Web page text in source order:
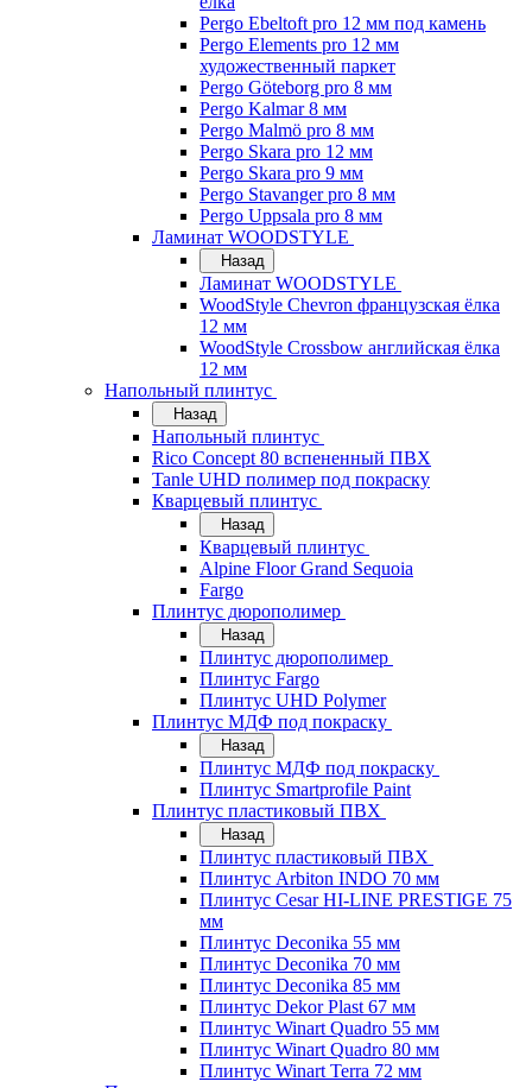
Pergo Ebeltoft pro 12 мм под камень
Pergo Elements pro 12 мм
художественный паркет
Pergo Göteborg pro 8 мм
Pergo Kalmar 8 мм
Pergo Malmö pro 8 мм
Pergo Skara pro 12 мм
Pergo Skara pro 9 мм
Pergo Stavanger pro 8 мм
Pergo Uppsala pro 8 мм
Ламинат WOODSTYLE
Назад
Ламинат WOODSTYLE
WoodStyle Chevron французская ёлка
12 мм
WoodStyle Crossbow английская ёлка
12 мм
Напольный плинтус
Назад
Напольный плинтус
Rico Concept 80 вспененный ПВХ
Tanle UHD полимер под покраску
Кварцевый плинтус
Назад
Кварцевый плинтус
Alpine Floor Grand Sequoia
Fargo
Плинтус дюрополимер
Назад
Плинтус дюрополимер
Плинтус Fargo
Плинтус UHD Polymer
Плинтус МДФ под покраску
Назад
Плинтус МДФ под покраску
Плинтус Smartprofile Paint
Плинтус пластиковый ПВХ
Назад
Плинтус пластиковый ПВХ
Плинтус Arbiton INDO 70 мм
Плинтус Cesar HI-LINE PRESTIGE 75
мм
Плинтус Deconika 55 мм
Плинтус Deconika 70 мм
Плинтус Deconika 85 мм
Плинтус Dekor Plast 67 мм
Плинтус Winart Quadro 55 мм
Плинтус Winart Quadro 80 мм
Плинтус Winart Terra 72 мм